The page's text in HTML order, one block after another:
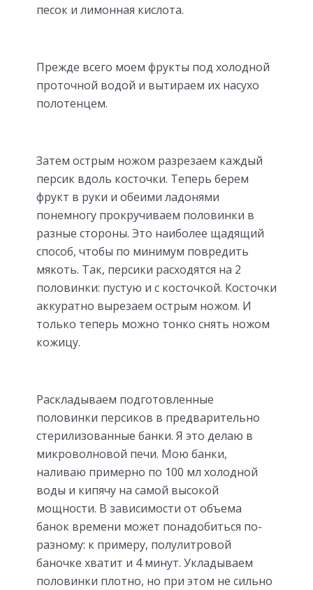
песок и лимонная кислота.
Прежде всего моем фрукты под холодной
проточной водой и вытираем их насухо
полотенцем.
Затем острым ножом разрезаем каждый
персик вдоль косточки. Теперь берем
фрукт в руки и обеими ладонями
понемногу прокручиваем половинки в
разные стороны. Это наиболее щадящий
способ, чтобы по минимум повредить
мякоть. Так, персики расходятся на 2
половинки: пустую и с косточкой. Косточки
аккуратно вырезаем острым ножом. И
только теперь можно тонко снять ножом
кожицу.
Раскладываем подготовленные
половинки персиков в предварительно
стерилизованные банки. Я это делаю в
микроволновой печи. Мою банки,
наливаю примерно по 100 мл холодной
воды и кипячу на самой высокой
мощности. В зависимости от объема
банок времени может понадобиться по-
разному: к примеру, полулитровой
баночке хватит и 4 минут. Укладываем
половинки плотно, но при этом не сильно